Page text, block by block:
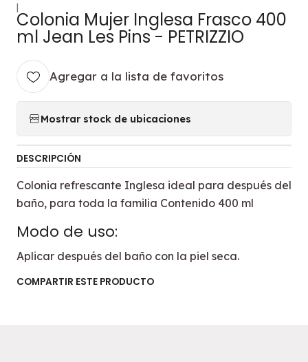
|
Colonia Mujer Inglesa Frasco 400
ml Jean Les Pins - PETRIZZIO
Agregar a la lista de favoritos
Mostrar stock de ubicaciones
DESCRIPCIÓN
Colonia refrescante Inglesa ideal para después del
baño, para toda la familia Contenido 400 ml
Modo de uso:
Aplicar después del baño con la piel seca.
COMPARTIR ESTE PRODUCTO